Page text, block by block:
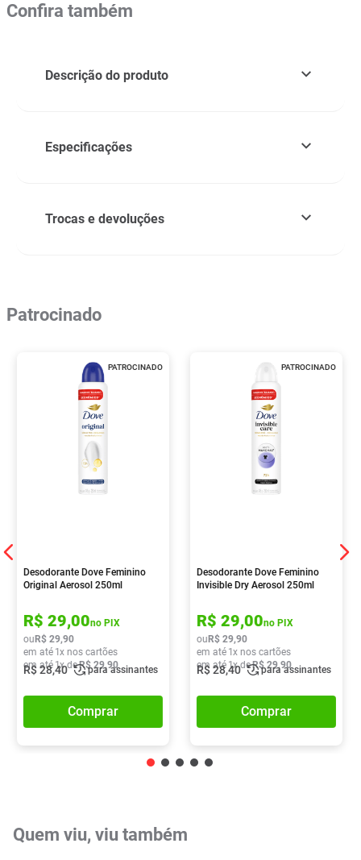
Confira também
Descrição do produto
Especificações
Trocas e devoluções
Patrocinado
PATROCINADO
Desodorante Dove Feminino
Original Aerosol 250ml
R$ 29,00no PIX
ou R$ 29,90
em até 1x nos cartões
em até 1x deR$ 29,90
R$28,40 para assinantes
Comprar
PATROCINADO
Desodorante Dove Feminino
Invisible Dry Aerosol 250ml
R$ 29,00no PIX
ou R$ 29,90
em até 1x nos cartões
em até 1x deR$ 29,90
R$28,40 para assinantes
Comprar
Quem viu, viu também